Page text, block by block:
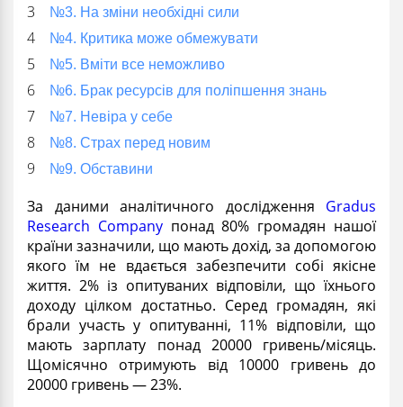
№3. На зміни необхідні сили
№4. Критика може обмежувати
№5. Вміти все неможливо
№6. Брак ресурсів для поліпшення знань
№7. Невіра у себе
№8. Страх перед новим
№9. Обставини
За даними аналітичного дослідження Gradus
Research Companyпонад 80% громадян нашої
країни зазначили, що мають дохід, за допомогою
якого їм не вдається забезпечити собі якісне
життя. 2% із опитуваних відповіли, що їхнього
доходу цілком достатньо. Серед громадян, які
брали участь у опитуванні, 11% відповіли, що
мають зарплату понад 20000 гривень/місяць.
Щомісячно отримують від 10000 гривень до
20000 гривень — 23%.